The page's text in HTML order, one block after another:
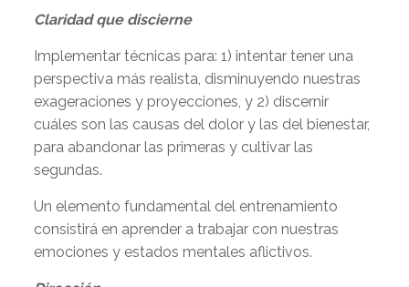
Claridad que discierne
Implementar técnicas para: 1) intentar tener una
perspectiva más realista, disminuyendo nuestras
exageraciones y proyecciones, y 2) discernir
cuáles son las causas del dolor y las del bienestar,
para abandonar las primeras y cultivar las
segundas.
Un elemento fundamental del entrenamiento
consistirá en aprender a trabajar con nuestras
emociones y estados mentales aflictivos.